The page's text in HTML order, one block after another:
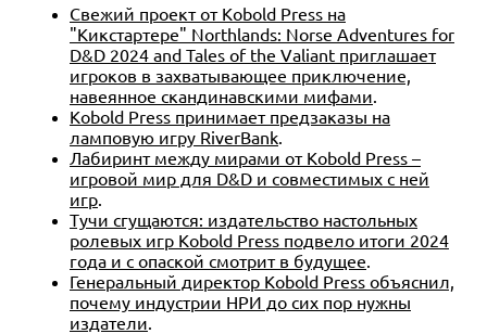
Свежий проект от Kobold Press на
"Кикстартере" Northlands: Norse Adventures for
D&D 2024 and Tales of the Valiant приглашает
игроков в захватывающее приключение,
навеянное скандинавскими мифами
Kobold Press принимает предзаказы на
ламповую игру RiverBank
Лабиринт между мирами от Kobold Press –
игровой мир для D&D и совместимых с ней
игр
Тучи сгущаются: издательство настольных
ролевых игр Kobold Press подвело итоги 2024
года и с опаской смотрит в будущее
Генеральный директор Kobold Press объяснил,
почему индустрии НРИ до сих пор нужны
издатели